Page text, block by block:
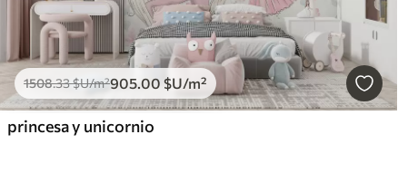
1508.33$U/m²905.00 $U/m²
princesa y unicornio